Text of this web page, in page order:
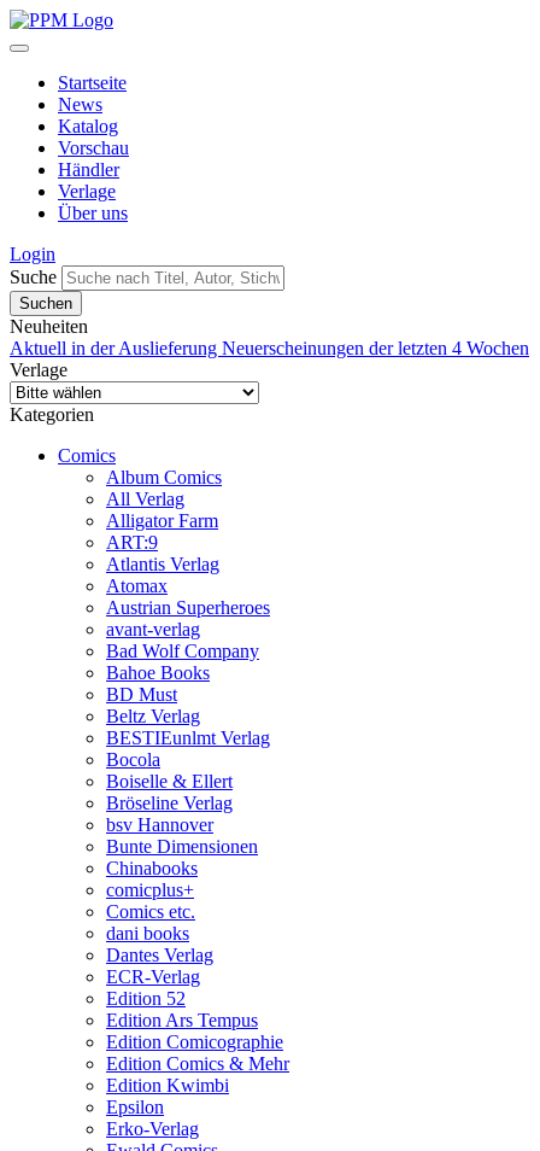
Startseite
News
Katalog
Vorschau
Händler
Verlage
Über uns
Login
Suche
Neuheiten
Aktuell in der Auslieferung Neuerscheinungen der letzten 4 Wochen
Verlage
Kategorien
Comics
Album Comics
All Verlag
Alligator Farm
ART:9
Atlantis Verlag
Atomax
Austrian Superheroes
avant-verlag
Bad Wolf Company
Bahoe Books
BD Must
Beltz Verlag
BESTIEunlmt Verlag
Bocola
Boiselle & Ellert
Bröseline Verlag
bsv Hannover
Bunte Dimensionen
Chinabooks
comicplus+
Comics etc.
dani books
Dantes Verlag
ECR-Verlag
Edition 52
Edition Ars Tempus
Edition Comicographie
Edition Comics & Mehr
Edition Kwimbi
Epsilon
Erko-Verlag